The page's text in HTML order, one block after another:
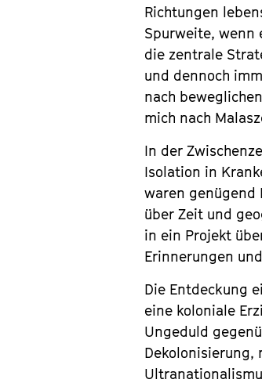
Richtungen
Spurweite, wenn
die zentrale
und dennoch
nach
mich nach
In der
Isolation in
waren genügend
über Zeit und
in ein Projekt
Erinnerungen
Die Entdeckung
eine koloniale
Ungeduld
Dekolonisierung,